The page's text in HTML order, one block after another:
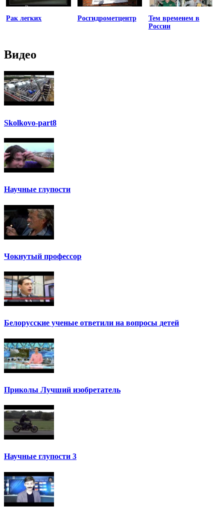
Рак легких Росгидрометцентр
Тем временем в
России
Видео
Skolkovo-part8
Научные глупости
Чокнутый профессор
Белорусские ученые ответили на вопросы детей
Приколы Лучший изобретатель
Научные глупости 3